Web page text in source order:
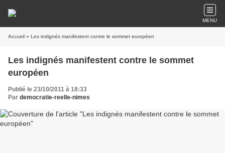
MENU
Accueil » Les indignés manifestent contre le sommet européen
Les indignés manifestent contre le sommet
européen
Publié le 23/10/2011 à 18:33
Par democratie-reelle-nimes